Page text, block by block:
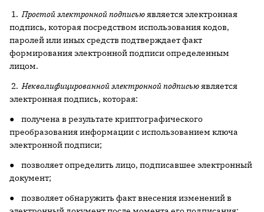
1.Простой электронной подписьюявляется электронная
подпись, которая посредством использования кодов,
паролей или иных средств подтверждает факт
формирования электронной подписи определенным
лицом.
2.Неквалифицированной электронной подписьюявляется
электронная подпись, которая:
● получена в результате криптографического
преобразования информации с использованием ключа
электронной подписи;
● позволяет определить лицо, подписавшее электронный
документ;
● позволяет обнаружить факт внесения изменений в